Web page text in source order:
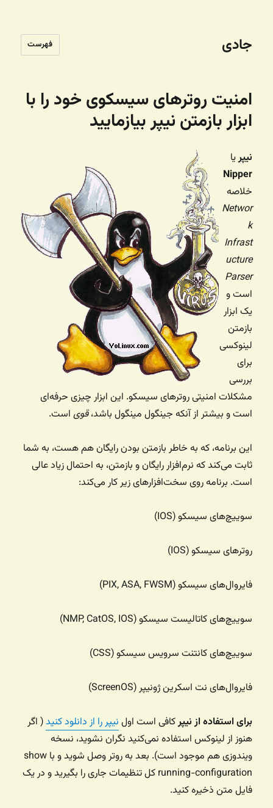
جادی فهرست
امنیت روترهای سیسکوی خود را با
ابزار بازمتن نیپر بیازمایید
نیپریا
Nipper
خلاصه
Networ
k
Infrast
ucture
Parser
است و
یک ابزار
بازمتن
لینوکسی
برای
بررسی
مشکلات امنیتی روترهای سیسکو. این ابزار چیزی حرفه‌ای
است و بیشتر از آنکه جینگول مینگول باشد،قوی است.
این برنامه، که به خاطر بازمتن بودن رایگان هم هست، به شما
ثابت می‌کند که نرم‌افزار رایگان و بازمتن، به احتمال زیاد عالی
است. برنامه روی سخت‌افزارهای زیر کار می‌کند:
سوییچ‌های سیسکو (IOS)
روترهای سیسکو (IOS)
فایروال‌های سیسکو (PIX, ASA, FWSM)
سوییچ‌های کاتالیست سیسکو (NMP, CatOS, IOS)
سوییچ‌های کانتنت سرویس سیسکو (CSS)
فایروال‌های نت اسکرین ژونیپر (ScreenOS)
برای استفاده از نیپرکافی است اول نیپر را از دانلود کنید( اگر
هنوز از لینوکس استفاده نمی‌کنید نگران نشوید، نسخه
ویندوزی هم موجود است). بعد به روتر وصل شوید و با show
running-configuration کل تنظیمات جاری را بگیرید و در یک
فایل متن ذخیره کنید.